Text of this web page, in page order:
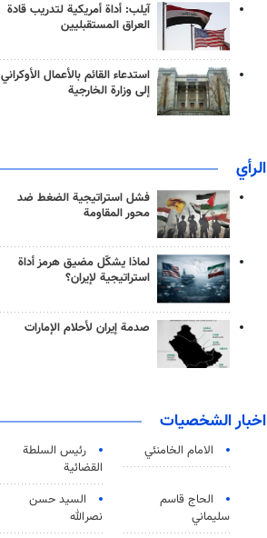
آيلب: أداة أمريكية لتدريب قادة
العراق المستقبليين
استدعاء القائم بالأعمال الأوكراني
إلى وزارة الخارجية
الرأي
فشل استراتيجية الضغط ضد
محور المقاومة
لماذا يشكّل مضيق هرمز أداة
استراتيجية لإيران؟
صدمة إيران لأحلام الإمارات
اخبار الشخصيات
الامام الخامنئي
رئیس السلطة
القضائیة
الحاج قاسم
سليماني
السيد حسن
نصرالله